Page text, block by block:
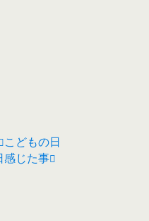
こどもの日
感じた事